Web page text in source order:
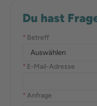
Du hast
* Betreff
Auswählen
* E-Mail-Adresse
*Anfrage